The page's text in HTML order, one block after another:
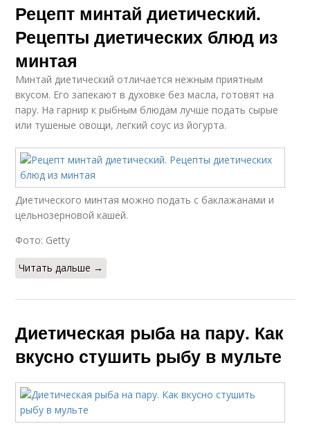
Рецепт минтай диетический.
Рецепты диетических блюд из
минтая
Минтай диетический отличается нежным приятным
вкусом. Его запекают в духовке без масла, готовят на
пару. На гарнир к рыбным блюдам лучше подать сырые
или тушеные овощи, легкий соус из йогурта.
Диетического минтая можно подать с баклажанами и
цельнозерновой кашей.
Фото: Getty
Читать дальше →
Диетическая рыба на пару. Как
вкусно стушить рыбу в мульте